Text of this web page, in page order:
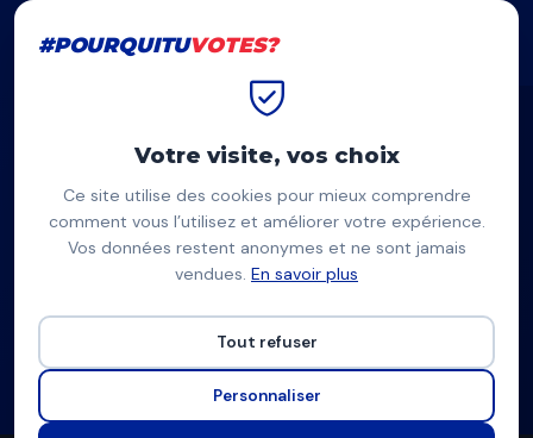
#POURQUITUVOTES?
BC
Benoît Crespin
Liste Divers
#POURQUITUVOTES?
Votre visite, vos choix
Ce site utilise des cookies pour mieux comprendre
comment vous l’utilisez et améliorer votre expérience.
Vos données restent anonymes et ne sont jamais
vendues. En savoir plus
Tout refuser
Personnaliser